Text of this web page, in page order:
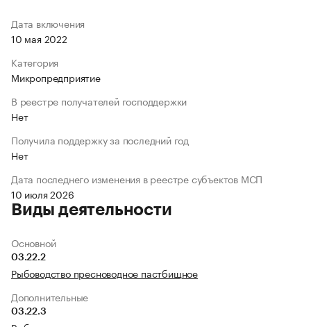
Дата включения
10 мая 2022
Категория
Микропредприятие
В реестре получателей господдержки
Нет
Получила поддержку за последний год
Нет
Дата последнего изменения в реестре субъектов МСП
10 июля 2026
Виды деятельности
Основной
03.22.2
Рыбоводство пресноводное пастбищное
Дополнительные
03.22.3